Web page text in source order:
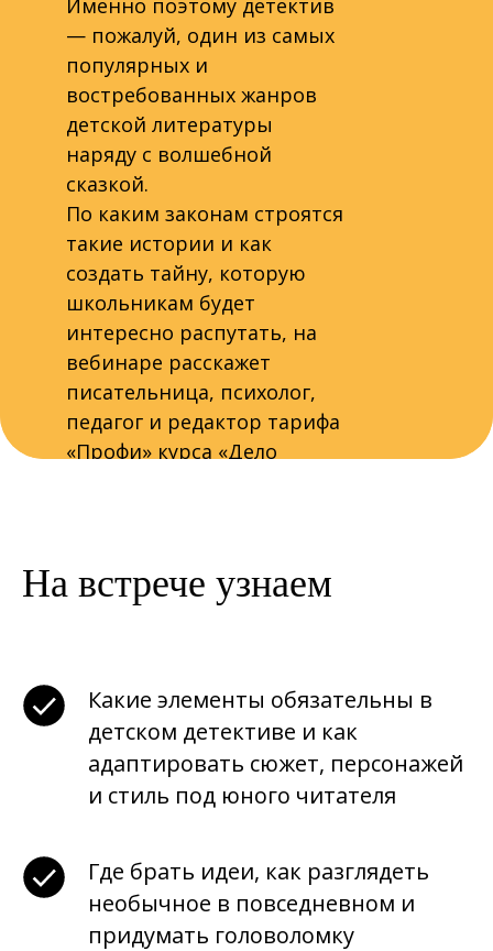
Именно поэтому детектив
— пожалуй, один из самых
популярных и
востребованных жанров
детской литературы
наряду с волшебной
сказкой.
По каким законам строятся
такие истории и как
создать тайну, которую
школьникам будет
интересно распутать, на
вебинаре расскажет
писательница, психолог,
педагог и редактор тарифа
«Профи» курса «Дело
На встрече узнаем
Какие элементы обязательны в
детском детективе и как
адаптировать сюжет, персонажей
и стиль под юного читателя
Где брать идеи, как разглядеть
необычное в повседневном и
придумать головоломку